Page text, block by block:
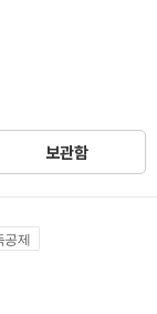
보관함
공제